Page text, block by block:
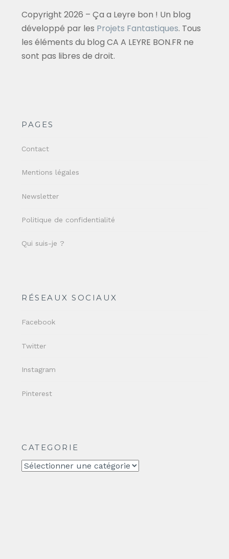
Copyright 2026 – Ça a Leyre bon ! Un blog
développé par les Projets Fantastiques. Tous
les éléments du blog CA A LEYRE BON.FR ne
sont pas libres de droit.
PAGES
Contact
Mentions légales
Newsletter
Politique de confidentialité
Qui suis-je ?
RÉSEAUX SOCIAUX
Facebook
Twitter
Instagram
Pinterest
CATEGORIE
CATEGORIE